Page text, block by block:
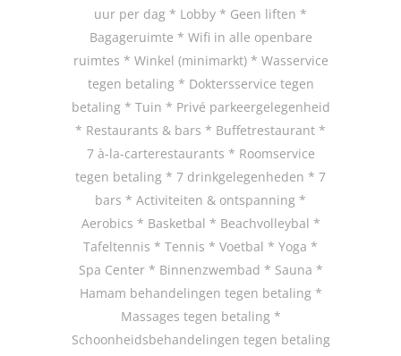
uur per dag * Lobby * Geen liften *
Bagageruimte * Wifi in alle openbare
ruimtes * Winkel (minimarkt) * Wasservice
tegen betaling * Doktersservice tegen
betaling * Tuin * Privé parkeergelegenheid
* Restaurants & bars * Buffetrestaurant *
7 à-la-carterestaurants * Roomservice
tegen betaling * 7 drinkgelegenheden * 7
bars * Activiteiten & ontspanning *
Aerobics * Basketbal * Beachvolleybal *
Tafeltennis * Tennis * Voetbal * Yoga *
Spa Center * Binnenzwembad * Sauna *
Hamam behandelingen tegen betaling *
Massages tegen betaling *
Schoonheidsbehandelingen tegen betaling